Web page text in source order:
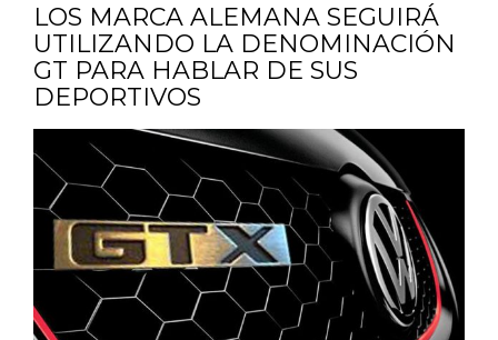
LOS MARCA ALEMANA SEGUIRÁ
UTILIZANDO LA DENOMINACIÓN
GT PARA HABLAR DE SUS
DEPORTIVOS